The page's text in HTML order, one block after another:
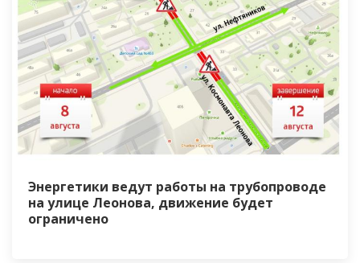
Энергетики ведут работы на трубопроводе
на улице Леонова, движение будет
ограничено